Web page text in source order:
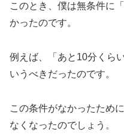
このとき、僕は無条件に
かったのです。
例えば、「あと10分くら
いうべきだったのです。
この条件がなかったため
なくなったのでしょう。